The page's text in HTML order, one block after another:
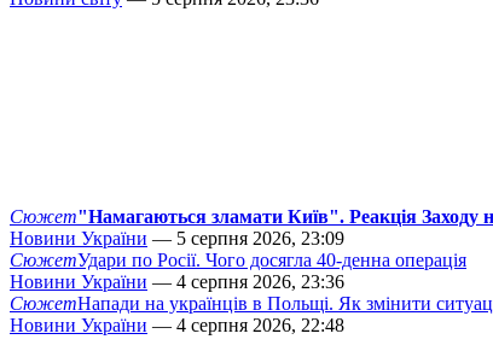
Сюжет"Намагаються зламати Київ". Реакція Заходу
Новини України — 5 серпня 2026, 23:09
СюжетУдари по Росії. Чого досягла 40-денна операція
Новини України — 4 серпня 2026, 23:36
СюжетНапади на українців в Польщі. Як змінити
Новини України — 4 серпня 2026, 22:48